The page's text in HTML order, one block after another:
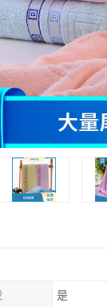
是